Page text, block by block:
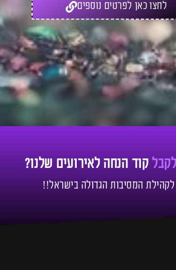
לחצו כאן לפרטים נוספים
קוד הנחה לאירועים שלנו?
המסיבות הגדולה בישראל!!